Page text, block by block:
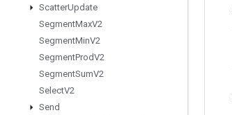
ScatterUpdate
SegmentMaxV2
SegmentMinV2
SegmentProdV2
SegmentSumV2
SelectV2
Send